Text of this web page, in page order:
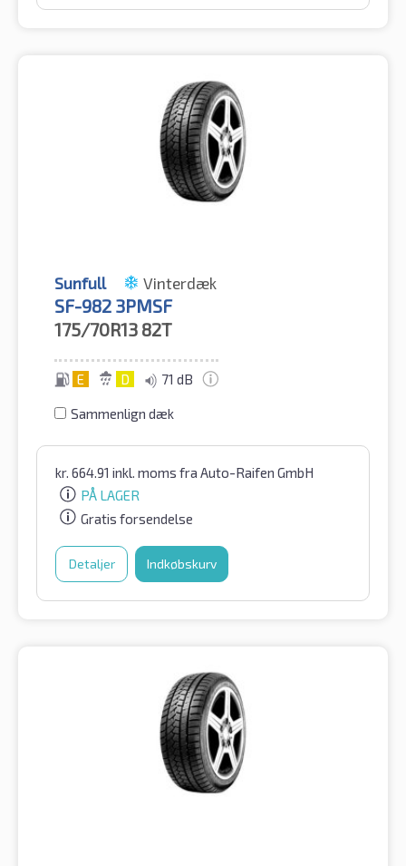
Sunfull Vinterdæk
SF-982 3PMSF
175/70R13 82T
E D 71 dB
Sammenlign dæk
kr. 664.91 inkl. moms fra Auto-Raifen GmbH
PÅ LAGER
Gratis forsendelse
Detaljer Indkøbskurv